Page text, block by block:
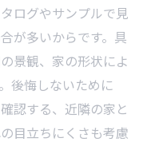
ログやサンプルで見
が多いからです。具
景観、家の形状によ
後悔しないために
認する、近隣の家と
目立ちにくさも考慮